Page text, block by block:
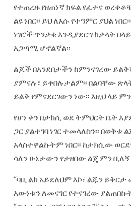
የተጠረዙ የዘጠነኛ ክፍል የፈተና
ልዩ ነበር፡፡ ይህ ለእሱ የተዓምር ያህል
ነገሮች ጥንቃቄ እንዲያደርግ ከቃላት
አጋጣሚ ሆኖልኛል፡፡
ልጆች በአንደበታችን ከምንናገረው
ያምናሉ፣ ይቀበሉታልም፡፡ በልባቸው
ይልቅ የምናደርገውን ነው፡፡ እዚህ ላይ
የሆነ ቀን በታክሲ ወደ ትምህርት ቤት
ጋር ያልተገባ ነገር ተመላለስን፡፡ በወቅቱ
አላስተዋልኩትም ነበር፡፡ ከታክሲው
ሳለን ሁኔታውን የታዘበው ልጄ ምን ቢለኝ
“ባቢ ልክ አይደለህም እኮ፣ ልጁን ይቅርታ
እውነቱን ለመናገር የተናገረው ያልጠበኩት